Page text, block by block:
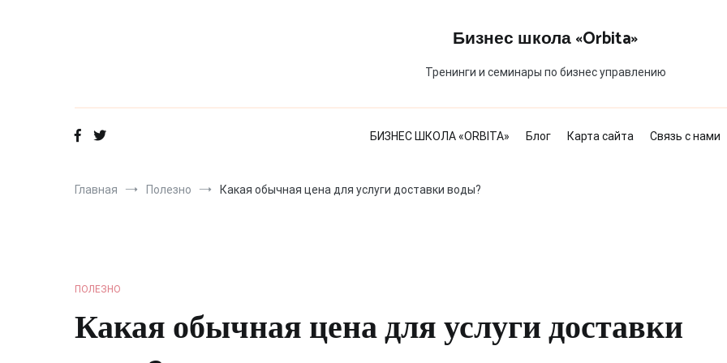
Бизнес школа «Orbita»
Тренинги и семинары по бизнес управлению
БИЗНЕС ШКОЛА «ORBITA» Блог Карта сайта Связь с нами
Главная Полезно Какая обычная цена для услуги доставки воды?
ПОЛЕЗНО
Какая обычная цена для услуги доставки